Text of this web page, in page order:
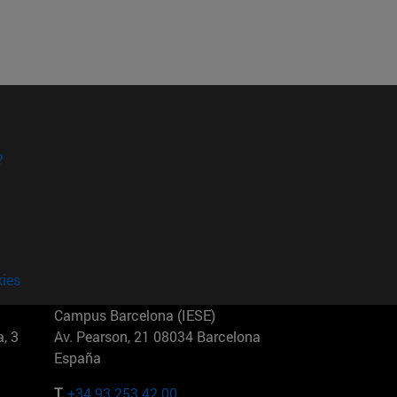
3
Campus Barcelona (IESE)
Av. Pearson, 21 08034 Barcelona
España
T. +34 93 253 42 00